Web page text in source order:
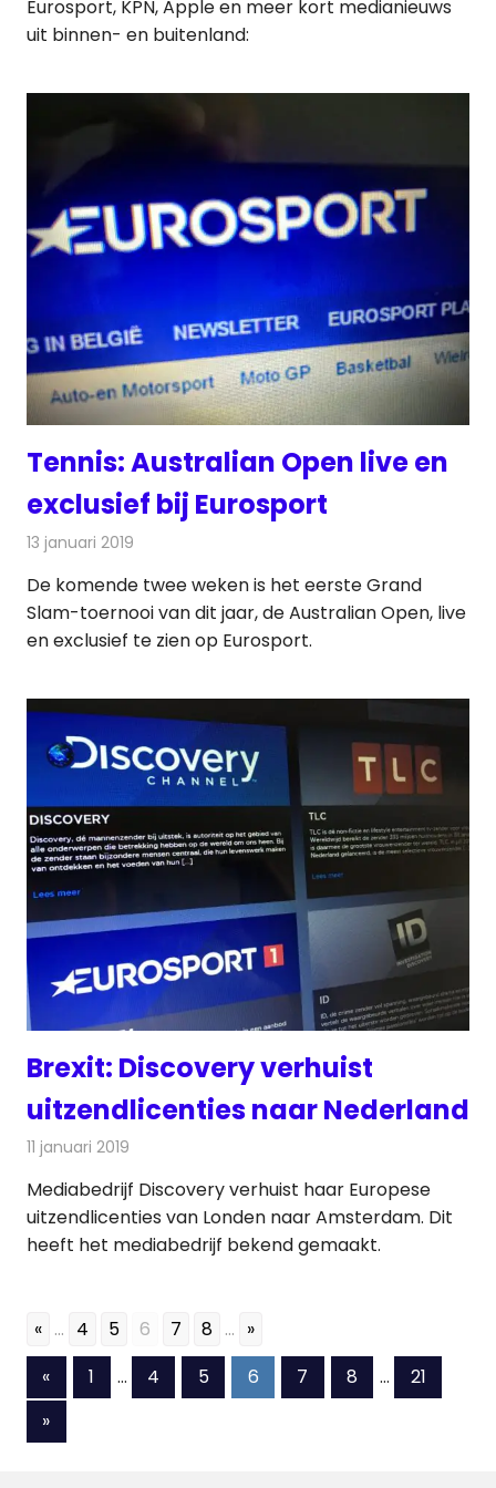
Eurosport, KPN, Apple en meer kort medianieuws
uit binnen- en buitenland:
Tennis: Australian Open live en
exclusief bij Eurosport
13 januari 2019
De komende twee weken is het eerste Grand
Slam-toernooi van dit jaar, de Australian Open, live
en exclusief te zien op Eurosport.
Brexit: Discovery verhuist
uitzendlicenties naar Nederland
11 januari 2019
Mediabedrijf Discovery verhuist haar Europese
uitzendlicenties van Londen naar Amsterdam. Dit
heeft het mediabedrijf bekend gemaakt.
« ... 4 5 6 7 8 ... »
Berichten
paginering
«Vorige
berichten
1 … 4 5 6 7 8 …
21
Volgende
berichten
»